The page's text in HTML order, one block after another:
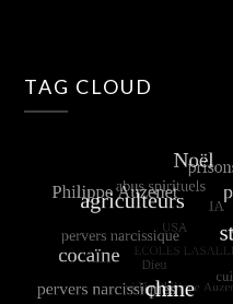
TAG CLOUD